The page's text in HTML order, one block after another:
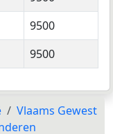
9500
9500
Vlaams Gewest